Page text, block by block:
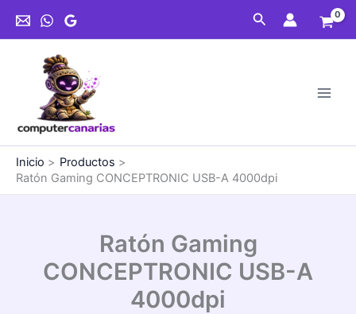
Buscar
Inicio
Productos
Ratón Gaming CONCEPTRONIC USB-A 4000dpi
Ratón Gaming
CONCEPTRONIC USB-A
4000dpi
USB-
A
cantidad